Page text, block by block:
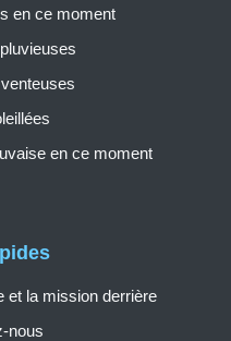
et la mission derrière
nous
en ce moment
en ce moment